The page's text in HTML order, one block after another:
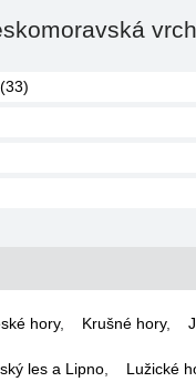
hory, Krušné hory,
les a Lipno Lužické